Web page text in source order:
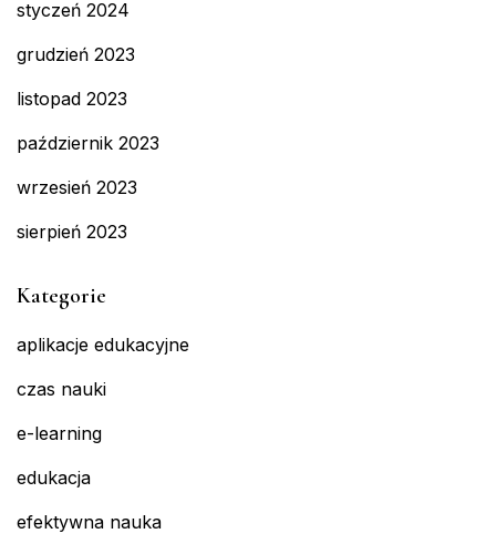
styczeń 2024
grudzień 2023
listopad 2023
październik 2023
wrzesień 2023
sierpień 2023
Kategorie
aplikacje edukacyjne
czas nauki
e-learning
edukacja
efektywna nauka